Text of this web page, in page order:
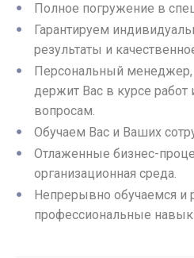
Полное погружение в
Гарантируем
результаты и
Персональный менеджер,
держит Вас в курсе работ
вопросам.
Обучаем Вас и Ваших
Отлаженные бизнес-
организационная среда.
Непрерывно обучаемся и
профессиональные